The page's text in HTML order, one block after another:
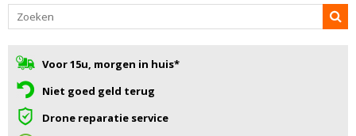
Voor 15u, morgen in huis*
Niet goed geld terug
Drone reparatie service